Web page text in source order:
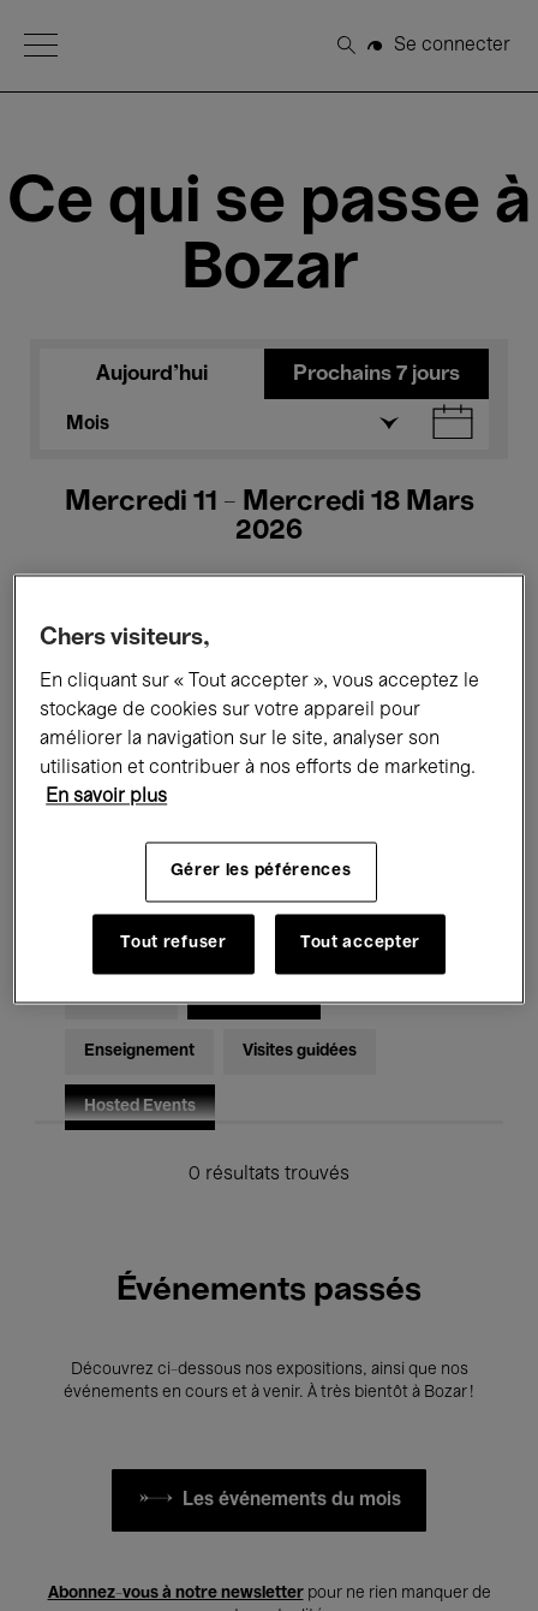
Open Menu
Rechercher
Se connecter
Ce qui se passe à
Bozar
Aujourd'hui Prochains 7 jours
Mois
Mercredi 11 - Mercredi 18 Mars
2026
Tous les événements Concerts
Expositions Films Performances
Rencontres & Débats
Musique classique Global Music
Musique électronique
Enseignement Visites guidées
Hosted Events
0 résultats trouvés
Événements passés
Découvrez ci-dessous nos expositions, ainsi que nos
événements en cours et à venir. À très bientôt à Bozar !
Les événements du mois
Abonnez-vous à notre newsletterpour ne rien manquer de
Chers visiteurs,
En cliquant sur « Tout accepter », vous acceptez le
stockage de cookies sur votre appareil pour
améliorer la navigation sur le site, analyser son
utilisation et contribuer à nos efforts de marketing.
En savoir plus
Gérer les péférences
Tout refuser Tout accepter